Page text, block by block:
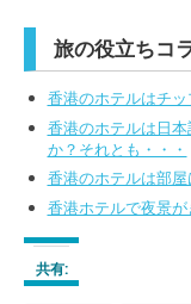
旅の役立ちコ
香港のホテルはチッ
香港のホテルは日
か？それとも・・・
香港のホテルは部屋
香港ホテルで夜景
共有: